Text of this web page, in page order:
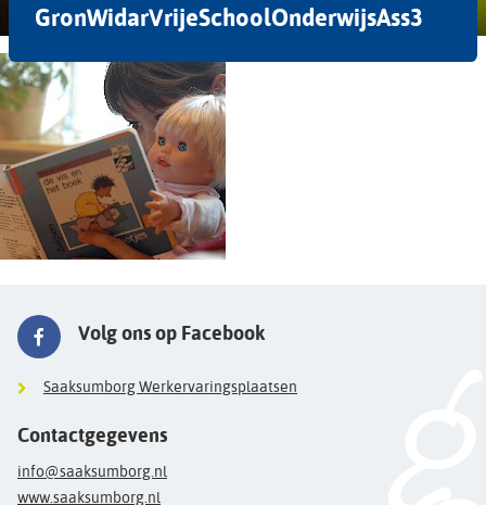
GronWidarVrijeSchoolOnderwijsAss3
Volg ons op Facebook
Saaksumborg Werkervaringsplaatsen
Contactgegevens
info@saaksumborg.nl
www.saaksumborg.nl